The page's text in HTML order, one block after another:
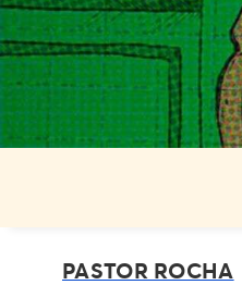
PASTOR ROCHA